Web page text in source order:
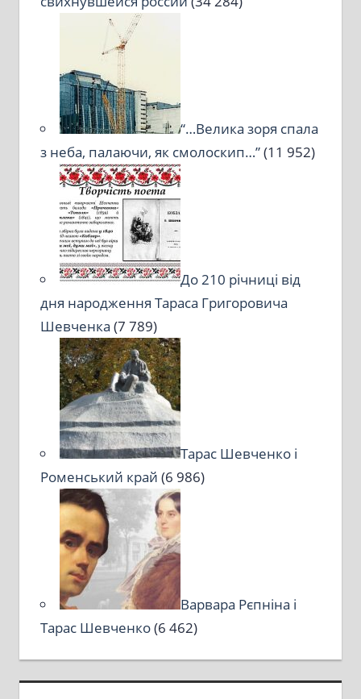
“…Велика зоря спала
з неба, палаючи, як смолоскип…”(11 952)
До 210 річниці від
дня народження Тараса Григоровича
Шевченка (7 789)
Тарас Шевченко і
Роменський край (6 986)
Варвара Рєпніна і
Тарас Шевченко(6 462)